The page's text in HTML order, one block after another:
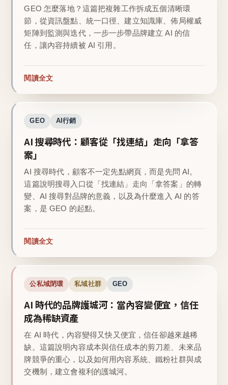
GEO 怎麼落地？這篇把複雜工作拆成五個清晰環
節，從資訊盤點、統一口徑、建立知識庫、佈局權威
矩陣到監測與迭代，一步一步帶品牌建立 AI 的信
任，讓內容持續被 AI 引用。
閱讀全文
GEO AI行銷
AI 搜尋時代：顧客從「找連結」走向「拿答
案」
AI 搜尋時代，顧客不一定先點網頁，而是先問 AI。
這篇說明搜尋入口從「找連結」走向「拿答案」的轉
變、AI 搜尋對品牌的意義，以及為什麼進入 AI 的答
案，是 GEO 的起點。
閱讀全文
公私域閉環 私域社群 GEO
AI 時代的品牌護城河：當內容變便宜，信任
成為稀缺資產
在 AI 時代，內容變得又快又便宜，信任卻越來越稀
缺。這篇說明內容成本與信任成本的剪刀差、未來品
牌競爭的重心，以及如何用內容系統、鐵粉社群與成
交機制，建立會複利的護城河。